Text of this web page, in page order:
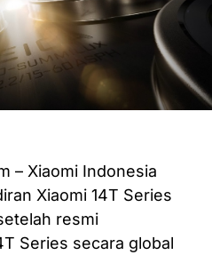
– Xiaomi Indonesia
Xiaomi 14T Series
resmi
Series secara global